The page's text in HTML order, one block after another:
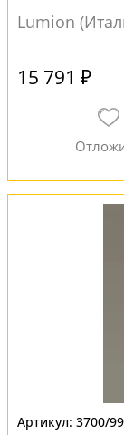
Lumion
15 791 ₽
3700/